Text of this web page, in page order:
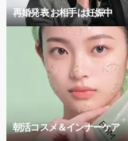
再婚発表 お相手は妊娠中
朝活コスメ＆インナーケア